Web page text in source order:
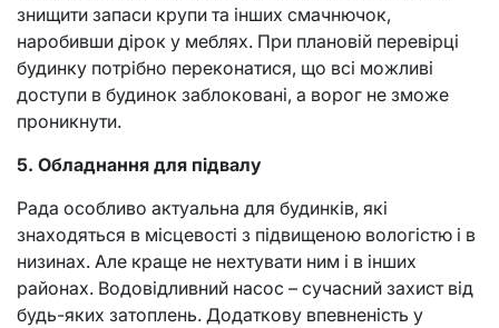
знищити запаси крупи та інших смачнючок,
наробивши дірок у меблях. При плановій перевірці
будинку потрібно переконатися, що всі можливі
доступи в будинок заблоковані, а ворог не зможе
проникнути.
5. Обладнання для підвалу
Рада особливо актуальна для будинків, які
знаходяться в місцевості з підвищеною вологістю і в
низинах. Але краще не нехтувати ним і в інших
районах. Водовідливний насос – сучасний захист від
будь-яких затоплень. Додаткову впевненість у